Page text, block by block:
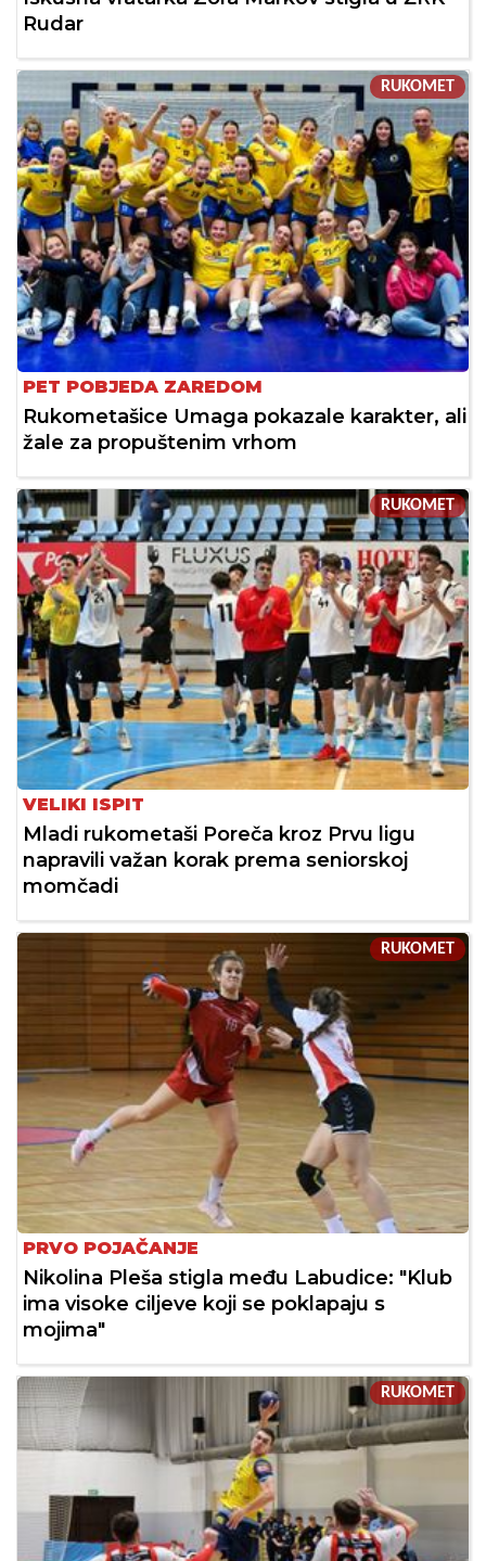
Rudar
RUKOMET
PET POBJEDA ZAREDOM
Rukometašice Umaga pokazale karakter, ali
žale za propuštenim vrhom
RUKOMET
VELIKI ISPIT
Mladi rukometaši Poreča kroz Prvu ligu
napravili važan korak prema seniorskoj
momčadi
RUKOMET
PRVO POJAČANJE
Nikolina Pleša stigla među Labudice: "Klub
ima visoke ciljeve koji se poklapaju s
mojima"
RUKOMET